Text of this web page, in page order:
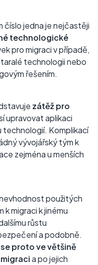
číslo jedna je nejčastěji
technologické
pro migraci v případě,
technologii nebo
řešením.
zátěž pro
upravovat aplikaci
Komplikací
vývojářský tým k
zejména u menších
použitých
migraci k jinému
růstu
a podobně.
proto ve většině
a po jejich